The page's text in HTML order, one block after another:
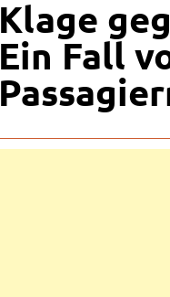
Klage
Ein Fall